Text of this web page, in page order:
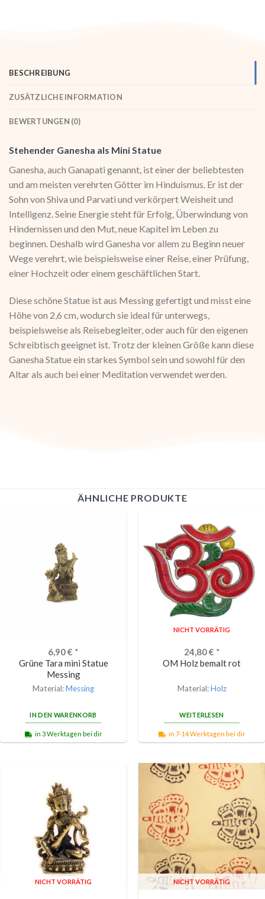
BESCHREIBUNG
ZUSÄTZLICHE INFORMATION
BEWERTUNGEN (0)
Stehender Ganesha als Mini Statue
Ganesha, auch Ganapati genannt, ist einer der beliebtesten
und am meisten verehrten Götter im Hinduismus. Er ist der
Sohn von Shiva und Parvati und verkörpert Weisheit und
Intelligenz. Seine Energie steht für Erfolg, Überwindung von
Hindernissen und den Mut, neue Kapitel im Leben zu
beginnen. Deshalb wird Ganesha vor allem zu Beginn neuer
Wege verehrt, wie beispielsweise einer Reise, einer Prüfung,
einer Hochzeit oder einem geschäftlichen Start.
Diese schöne Statue ist aus Messing gefertigt und misst eine
Höhe von 2,6 cm, wodurch sie ideal für unterwegs,
beispielsweise als Reisebegleiter, oder auch für den eigenen
Schreibtisch geeignet ist. Trotz der kleinen Größe kann diese
Ganesha Statue ein starkes Symbol sein und sowohl für den
Altar als auch bei einer Meditation verwendet werden.
ÄHNLICHE PRODUKTE
6,90€ *
Grüne Tara mini Statue
Messing
Material:Messing
IN DEN WARENKORB
in 3 Werktagen bei dir
NICHT VORRÄTIG
24,80€ *
OM Holz bemalt rot
Material:Holz
WEITERLESEN
in 7-14 Werktagen bei dir
NICHT VORRÄTIG NICHT VORRÄTIG